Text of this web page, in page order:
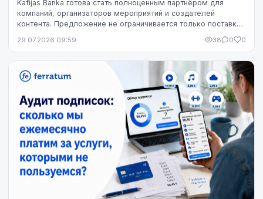
Kafijas Banka готова стать полноценным партнёром для
компаний, организаторов мероприятий и создателей
контента. Предложение не ограничивается только поставкой
29.07.2026 09:59 38 0 0